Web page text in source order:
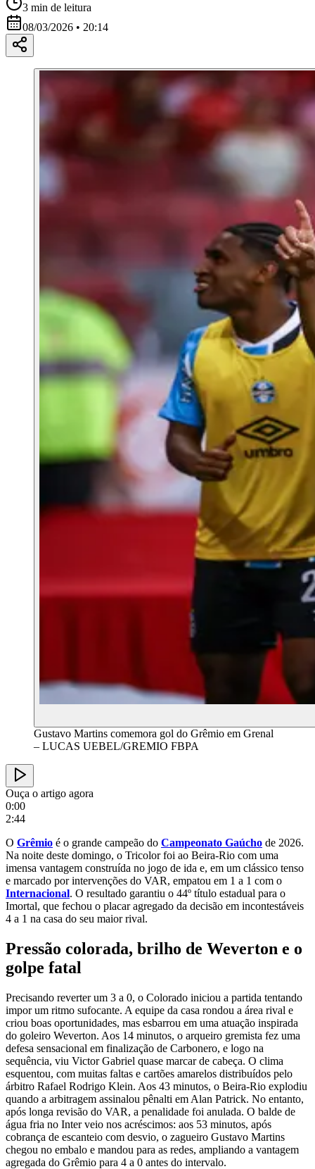
3 min de leitura
08/03/2026 • 20:14
Gustavo Martins comemora gol do Grêmio em Grenal
– LUCAS UEBEL/GREMIO FBPA
Ouça o artigo agora
0:00
2:44
O Grêmio é o grande campeão do Campeonato Gaúcho de 2026.
Na noite deste domingo, o Tricolor foi ao Beira-Rio com uma
imensa vantagem construída no jogo de ida e, em um clássico tenso
e marcado por intervenções do VAR, empatou em 1 a 1 com o
Internacional. O resultado garantiu o 44º título estadual para o
Imortal, que fechou o placar agregado da decisão em incontestáveis
4 a 1 na casa do seu maior rival.
Pressão colorada, brilho de Weverton e o
golpe fatal
Precisando reverter um 3 a 0, o Colorado iniciou a partida tentando
impor um ritmo sufocante. A equipe da casa rondou a área rival e
criou boas oportunidades, mas esbarrou em uma atuação inspirada
do goleiro Weverton. Aos 14 minutos, o arqueiro gremista fez uma
defesa sensacional em finalização de Carbonero, e logo na
sequência, viu Victor Gabriel quase marcar de cabeça. O clima
esquentou, com muitas faltas e cartões amarelos distribuídos pelo
árbitro Rafael Rodrigo Klein. Aos 43 minutos, o Beira-Rio explodiu
quando a arbitragem assinalou pênalti em Alan Patrick. No entanto,
após longa revisão do VAR, a penalidade foi anulada. O balde de
água fria no Inter veio nos acréscimos: aos 53 minutos, após
cobrança de escanteio com desvio, o zagueiro Gustavo Martins
chegou no embalo e mandou para as redes, ampliando a vantagem
agregada do Grêmio para 4 a 0 antes do intervalo.